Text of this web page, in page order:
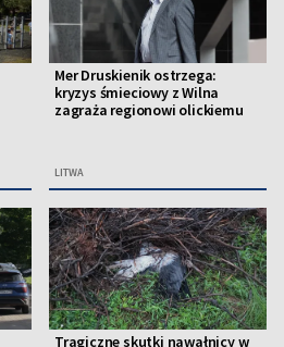
Mer Druskienik ostrzega:
kryzys śmieciowy z Wilna
zagraża regionowi olickiemu
LITWA
Tragiczne skutki nawałnicy w